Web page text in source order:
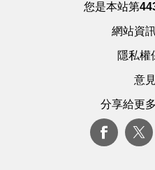
您是本站第
網站資
隱私權
意
分享給更